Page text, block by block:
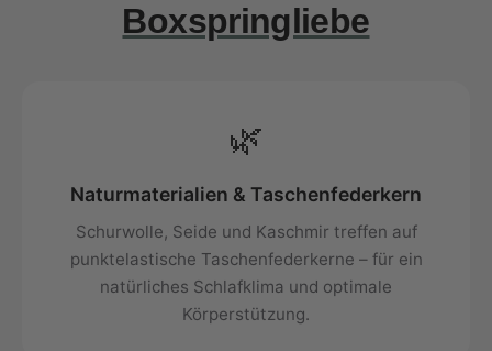
Boxspringliebe
🌿
Naturmaterialien & Taschenfederkern
Schurwolle, Seide und Kaschmir treffen auf
punktelastische Taschenfederkerne – für ein
natürliches Schlafklima und optimale
Körperstützung.